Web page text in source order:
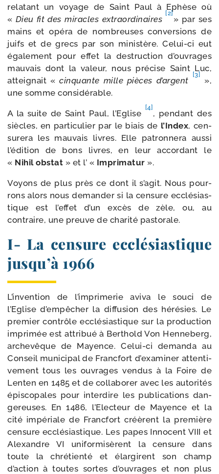
rela­tant un voyage de Saint Paul à Ephèse où
« Dieu fit des miracles extra­or­di­naires
[2]
» par ses
mains et opé­ra de nom­breuses conver­sions de
juifs et de grecs par son minis­tère. Celui-​ci eut
éga­le­ment pour effet la des­truc­tion d’ouvrages
mau­vais dont la valeur, nous pré­cise Saint Luc,
attei­gnait «cin­quante mille pièces d’argent
[3]
»,
une somme considérable.
A la suite de Saint Paul, l’Eglise
[4]
, pen­dant des
siècles, en par­ti­cu­lier par le biais de l’Index, cen­
su­re­ra les mau­vais livres. Elle patron­ne­ra aus­si
l’édition de bons livres, en leur accor­dant le
« Nihil obs­tat » et l’ « Imprimatur ».
Voyons de plus près ce dont il s’agit. Nous pour­
rons alors nous deman­der si la cen­sure ecclé­sias­
tique est l’effet d’un excès de zèle, ou, au
contraire, une preuve de cha­ri­té pastorale.
I- La censure ecclésiastique
jusqu’à 1966
L’invention de l’imprimerie avi­va le sou­ci de
l’Eglise d’empêcher la dif­fu­sion des héré­sies. Le
pre­mier contrôle ecclé­sias­tique sur la pro­duc­tion
impri­mée est attri­bué à Berthold Von Henneberg,
arche­vêque de Mayence. Celui-​ci deman­da au
Conseil muni­ci­pal de Francfort d’examiner atten­ti­
ve­ment tous les ouvrages ven­dus à la Foire de
Lenten en 1485 et de col­la­bo­rer avec les auto­ri­tés
épis­co­pales pour inter­dire les publi­ca­tions dan­
ge­reuses. En 1486, l’Electeur de Mayence et la
cité impé­riale de Francfort créèrent la pre­mière
cen­sure ecclé­sias­tique. Les papes Innocent VIII et
Alexandre VI uni­for­mi­sèrent la cen­sure dans
toute la chré­tien­té et élar­girent son champ
d’action à toutes sortes d’ouvrages et non plus